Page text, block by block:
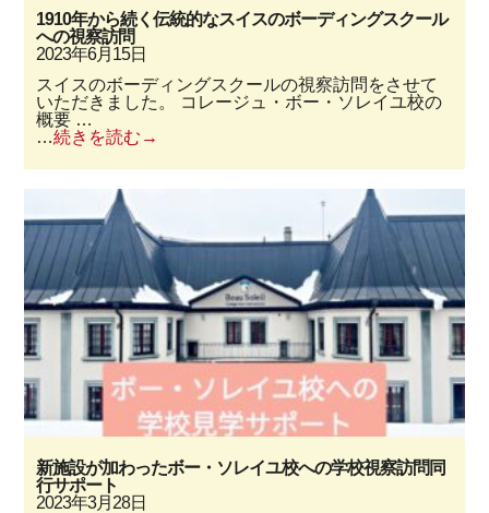
1910年から続く伝統的なスイスのボーディングスクール
への視察訪問
2023年6月15日
スイスのボーディングスクールの視察訪問をさせて
いただきました。 コレージュ・ボー・ソレイユ校の
概要 …
…続きを読む
新施設が加わったボー・ソレイユ校への学校視察訪問同
行サポート
2023年3月28日